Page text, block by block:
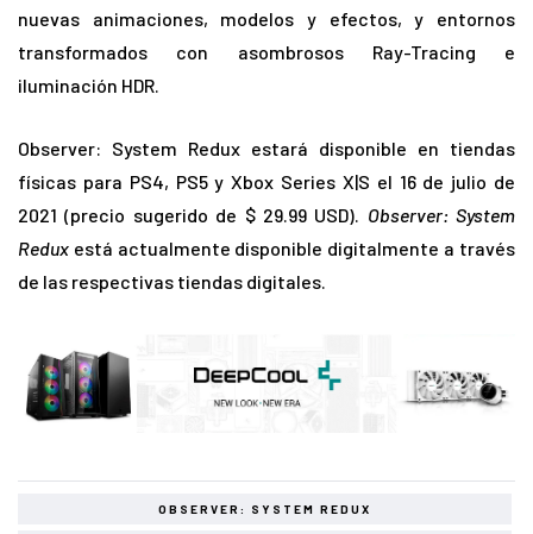
nuevas animaciones, modelos y efectos, y entornos
transformados con asombrosos Ray-Tracing e
iluminación HDR.
Observer: System Redux estará disponible en tiendas
físicas para PS4, PS5 y Xbox Series X|S el 16 de julio de
2021 (precio sugerido de $ 29.99 USD). Observer: System
Redux está actualmente disponible digitalmente a través
de las respectivas tiendas digitales.
OBSERVER: SYSTEM REDUX